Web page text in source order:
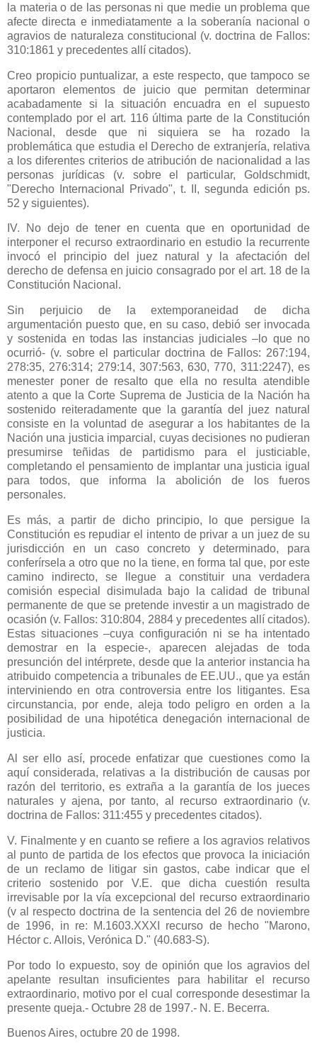
la materia o de las personas ni que medie un problema que
afecte directa e inmediatamente a la soberanía nacional o
agravios de naturaleza constitucional (v. doctrina de Fallos:
310:1861 y precedentes allí citados).
Creo propicio puntualizar, a este respecto, que tampoco se
aportaron elementos de juicio que permitan determinar
acabadamente si la situación encuadra en el supuesto
contemplado por el art. 116 última parte de la Constitución
Nacional , desde que ni siquiera se ha rozado la
problemática que estudia el Derecho de extranjería, relativa
a los diferentes criterios de atribución de nacionalidad a las
personas jurídicas (v. sobre el particular, Goldschmidt,
"Derecho Internacional Privado", t. II, segunda edición ps.
52 y siguientes).
IV. No dejo de tener en cuenta que en oportunidad de
interponer el recurso extraordinario en estudio la recurrente
invocó el principio del juez natural y la afectación del
derecho de defensa en juicio consagrado por el art. 18 de la
Constitución Nacional.
Sin perjuicio de la extemporaneidad de dicha
argumentación puesto que, en su caso, debió ser invocada
y sostenida en todas las instancias judiciales –lo que no
ocurrió- (v. sobre el particular doctrina de Fallos: 267:194,
278:35, 276:314; 279:14, 307:563, 630, 770, 311:2247), es
menester poner de resalto que ella no resulta atendible
atento a que la Corte Suprema de Justicia de la Nación ha
sostenido reiteradamente que la garantía del juez natural
consiste en la voluntad de asegurar a los habitantes de la
Nación una justicia imparcial, cuyas decisiones no pudieran
presumirse teñidas de partidismo para el justiciable,
completando el pensamiento de implantar una justicia igual
para todos, que informa la abolición de los fueros
personales.
Es más, a partir de dicho principio, lo que persigue
la
Constitución es repudiar el intento de privar a un juez de su
jurisdicción en un caso concreto y determinado, para
conferírsela a otro que no la tiene, en forma tal que, por este
camino indirecto, se llegue a constituir una verdadera
comisión especial disimulada bajo la calidad de tribunal
permanente de que se pretende investir a un magistrado de
ocasión (v. Fallos: 310:804, 2884 y precedentes allí citados).
Estas situaciones –cuya configuración ni se ha intentado
demostrar en la especie-, aparecen alejadas de toda
presunción del intérprete, desde que la anterior instancia ha
atribuido competencia a tribunales de EE.UU., que ya están
interviniendo en otra controversia entre los litigantes. Esa
circunstancia, por ende, aleja todo peligro en orden a la
posibilidad de una hipotética denegación internacional de
justicia.
Al ser ello así, procede enfatizar que cuestiones como la
aquí considerada, relativas a la distribución de causas por
razón del territorio, es extraña a la garantía de los jueces
naturales y ajena, por tanto, al recurso extraordinario (v.
doctrina de Fallos: 311:455 y precedentes citados).
V. Finalmente y en cuanto se refiere a los agravios relativos
al punto de partida de los efectos que provoca la iniciación
de un reclamo de litigar sin gastos, cabe indicar que el
criterio sostenido por V.E. que dicha cuestión resulta
irrevisable por la vía excepcional del recurso extraordinario
(v al respecto doctrina de la sentencia del 26 de noviembre
de 1996, in re: M.1603.XXXI recurso de hecho "Marono,
Héctor c. Allois, Verónica D." (40.683-S).
Por todo lo expuesto, soy de opinión que los agravios del
apelante resultan insuficientes para habilitar el recurso
extraordinario, motivo por el cual corresponde desestimar la
presente queja.- Octubre 28 de 1997.- N. E. Becerra.
Buenos Aires, octubre 20 de 1998.